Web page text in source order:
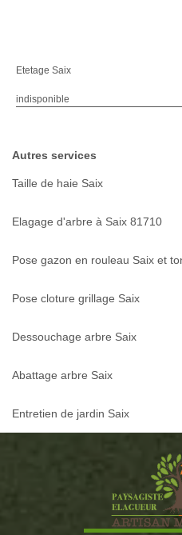
Etetage Saix
indisponible
Autres services
Taille de haie Saix
Elagage d'arbre à Saix 81710
Pose gazon en rouleau Saix et
Pose cloture grillage Saix
Dessouchage arbre Saix
Abattage arbre Saix
Entretien de jardin Saix